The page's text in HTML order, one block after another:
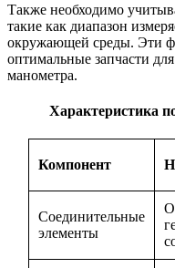
Также необходимо
такие как диапазон
окружающей среды. Эти
оптимальные запчасти
манометра.
Характеристика
Компонент
Соединительные
элементы